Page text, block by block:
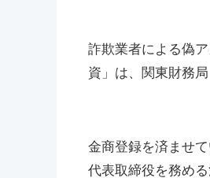
詐欺業者による偽
資」は、関東財務
金商登録を済ませ
代表取締役を務め